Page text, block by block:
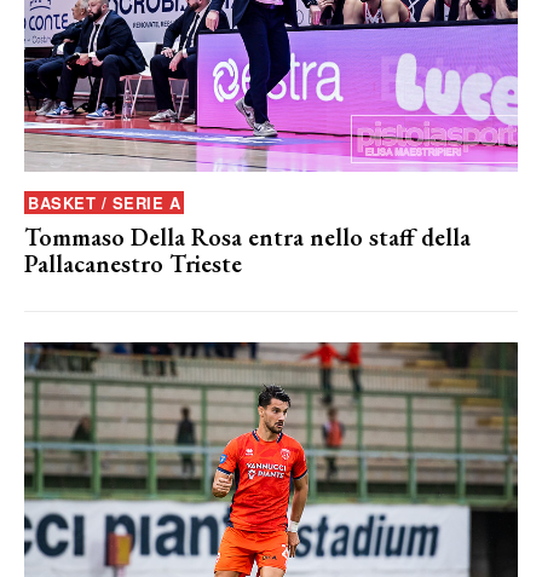
BASKET / SERIE A
Tommaso Della Rosa entra nello staff della
Pallacanestro Trieste